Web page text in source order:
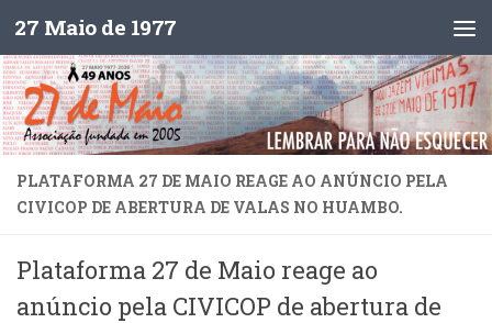
Skip to content
27 Maio de 1977
PLATAFORMA 27 DE MAIO REAGE AO ANÚNCIO PELA
CIVICOP DE ABERTURA DE VALAS NO HUAMBO.
Plataforma 27 de Maio reage ao
anúncio pela CIVICOP de abertura de